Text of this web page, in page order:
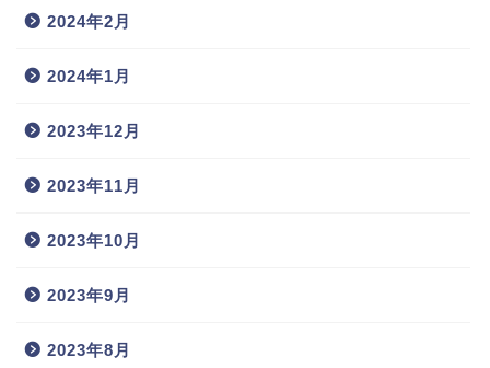
2024年2月
2024年1月
2023年12月
2023年11月
2023年10月
2023年9月
2023年8月